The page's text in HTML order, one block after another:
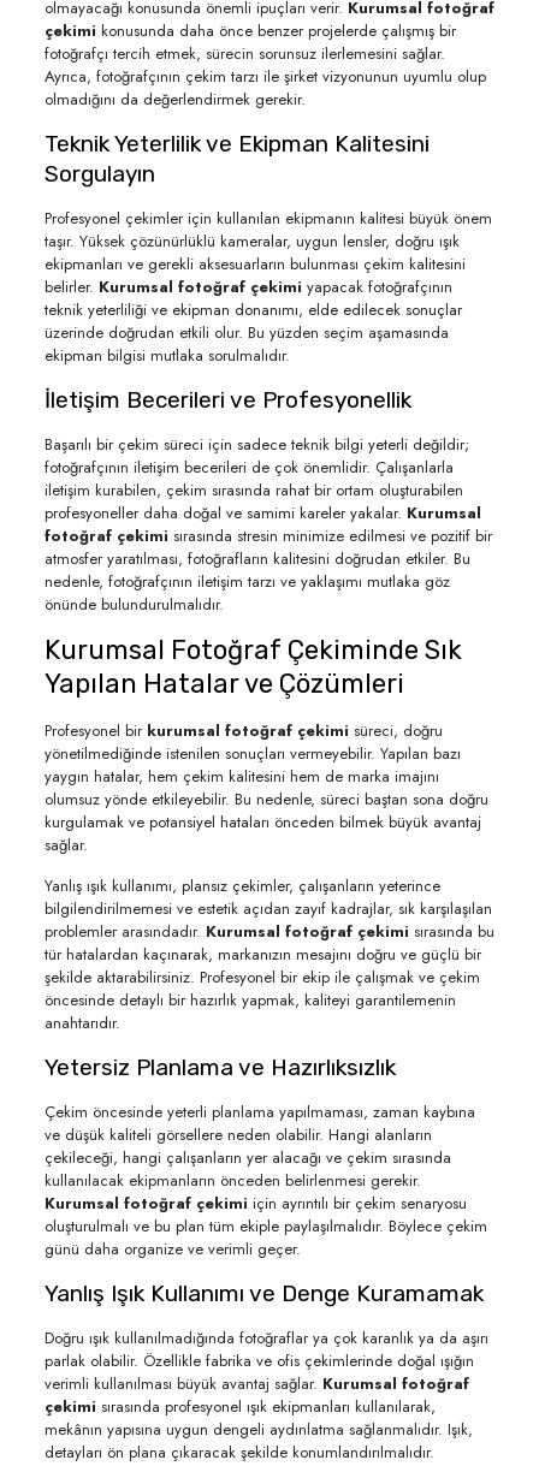
olmayacağı konusunda önemli ipuçları verir. Kurumsal fotoğraf
çekimi konusunda daha önce benzer projelerde çalışmış bir
fotoğrafçı tercih etmek, sürecin sorunsuz ilerlemesini sağlar.
Ayrıca, fotoğrafçının çekim tarzı ile şirket vizyonunun uyumlu olup
olmadığını da değerlendirmek gerekir.
Teknik Yeterlilik ve Ekipman Kalitesini
Sorgulayın
Profesyonel çekimler için kullanılan ekipmanın kalitesi büyük önem
taşır. Yüksek çözünürlüklü kameralar, uygun lensler, doğru ışık
ekipmanları ve gerekli aksesuarların bulunması çekim kalitesini
belirler. Kurumsal fotoğraf çekimi yapacak fotoğrafçının
teknik yeterliliği ve ekipman donanımı, elde edilecek sonuçlar
üzerinde doğrudan etkili olur. Bu yüzden seçim aşamasında
ekipman bilgisi mutlaka sorulmalıdır.
İletişim Becerileri ve Profesyonellik
Başarılı bir çekim süreci için sadece teknik bilgi yeterli değildir;
fotoğrafçının iletişim becerileri de çok önemlidir. Çalışanlarla
iletişim kurabilen, çekim sırasında rahat bir ortam oluşturabilen
profesyoneller daha doğal ve samimi kareler yakalar. Kurumsal
fotoğraf çekimi sırasında stresin minimize edilmesi ve pozitif bir
atmosfer yaratılması, fotoğrafların kalitesini doğrudan etkiler. Bu
nedenle, fotoğrafçının iletişim tarzı ve yaklaşımı mutlaka göz
önünde bulundurulmalıdır.
Kurumsal Fotoğraf Çekiminde Sık
Yapılan Hatalar ve Çözümleri
Profesyonel bir kurumsal fotoğraf çekimi süreci, doğru
yönetilmediğinde istenilen sonuçları vermeyebilir. Yapılan bazı
yaygın hatalar, hem çekim kalitesini hem de marka imajını
olumsuz yönde etkileyebilir. Bu nedenle, süreci baştan sona doğru
kurgulamak ve potansiyel hataları önceden bilmek büyük avantaj
sağlar.
Yanlış ışık kullanımı, plansız çekimler, çalışanların yeterince
bilgilendirilmemesi ve estetik açıdan zayıf kadrajlar, sık karşılaşılan
problemler arasındadır. Kurumsal fotoğraf çekimi sırasında bu
tür hatalardan kaçınarak, markanızın mesajını doğru ve güçlü bir
şekilde aktarabilirsiniz. Profesyonel bir ekip ile çalışmak ve çekim
öncesinde detaylı bir hazırlık yapmak, kaliteyi garantilemenin
anahtarıdır.
Yetersiz Planlama ve Hazırlıksızlık
Çekim öncesinde yeterli planlama yapılmaması, zaman kaybına
ve düşük kaliteli görsellere neden olabilir. Hangi alanların
çekileceği, hangi çalışanların yer alacağı ve çekim sırasında
kullanılacak ekipmanların önceden belirlenmesi gerekir.
Kurumsal fotoğraf çekimi için ayrıntılı bir çekim senaryosu
oluşturulmalı ve bu plan tüm ekiple paylaşılmalıdır. Böylece çekim
günü daha organize ve verimli geçer.
Yanlış Işık Kullanımı ve Denge Kuramamak
Doğru ışık kullanılmadığında fotoğraflar ya çok karanlık ya da aşırı
parlak olabilir. Özellikle fabrika ve ofis çekimlerinde doğal ışığın
verimli kullanılması büyük avantaj sağlar. Kurumsal fotoğraf
çekimi sırasında profesyonel ışık ekipmanları kullanılarak,
mekânın yapısına uygun dengeli aydınlatma sağlanmalıdır. Işık,
detayları ön plana çıkaracak şekilde konumlandırılmalıdır.